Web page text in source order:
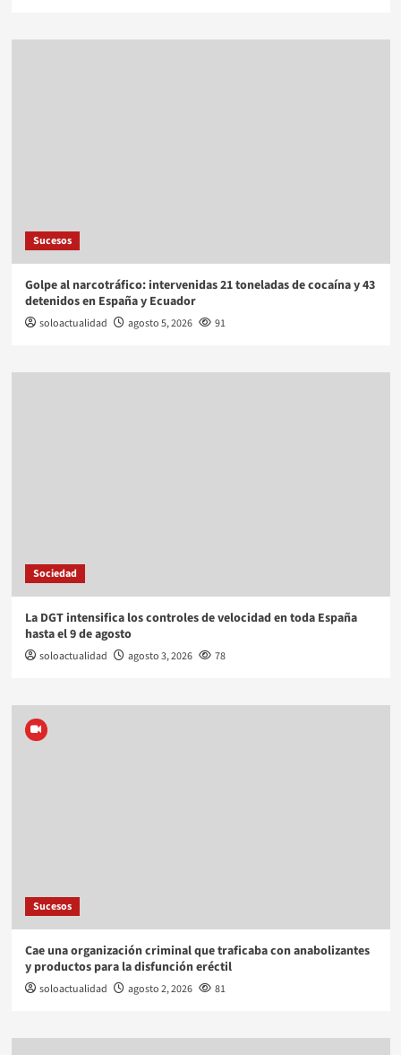
Sucesos
Golpe al narcotráfico: intervenidas 21 toneladas de cocaína y 43
detenidos en España y Ecuador
soloactualidad agosto 5, 2026 91
Sociedad
La DGT intensifica los controles de velocidad en toda España
hasta el 9 de agosto
soloactualidad agosto 3, 2026 78
Sucesos
Cae una organización criminal que traficaba con anabolizantes
y productos para la disfunción eréctil
soloactualidad agosto 2, 2026 81